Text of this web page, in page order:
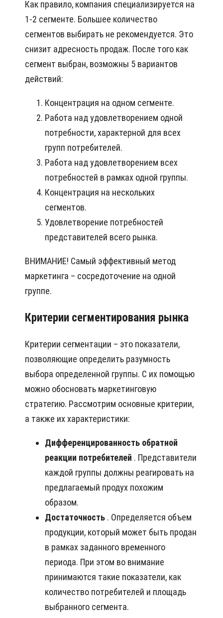
Как правило, компания специализируется на
1-2 сегменте. Большее количество
сегментов выбирать не рекомендуется. Это
снизит адресность продаж. После того как
сегмент выбран, возможны 5 вариантов
действий:
Концентрация на одном сегменте.
Работа над удовлетворением одной
потребности, характерной для всех
групп потребителей.
Работа над удовлетворением всех
потребностей в рамках одной группы.
Концентрация на нескольких
сегментов.
Удовлетворение потребностей
представителей всего рынка.
ВНИМАНИЕ! Самый эффективный метод
маркетинга – сосредоточение на одной
группе.
Критерии сегментирования рынка
Критерии сегментации – это показатели,
позволяющие определить разумность
выбора определенной группы. С их помощью
можно обосновать маркетинговую
стратегию. Рассмотрим основные критерии,
а также их характеристики:
Дифференцированность обратной
реакции потребителей . Представители
каждой группы должны реагировать на
предлагаемый продух похожим
образом.
Достаточность . Определяется объем
продукции, который может быть продан
в рамках заданного временного
периода. При этом во внимание
принимаются такие показатели, как
количество потребителей и площадь
выбранного сегмента.